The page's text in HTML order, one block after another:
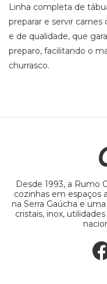
Linha completa de
preparar e servir
e de qualidade, que
preparo, facilitando o
churrasco.
Desde 1993, a Rumo
cozinhas em espaços
na Serra Gaúcha e
cristais, inox,